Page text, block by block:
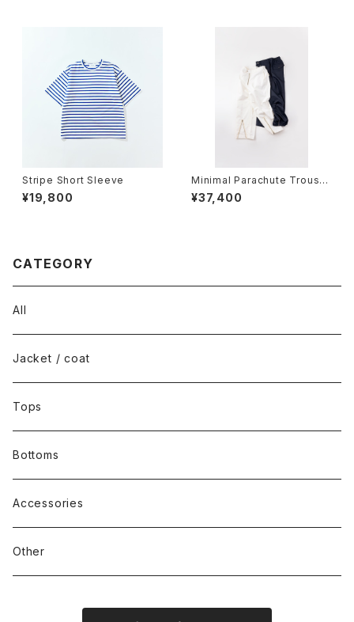
Stripe Short Sleeve
¥19,800
Minimal Parachute Trouser
es
¥37,400
CATEGORY
All
Jacket / coat
Tops
Bottoms
Accessories
Other